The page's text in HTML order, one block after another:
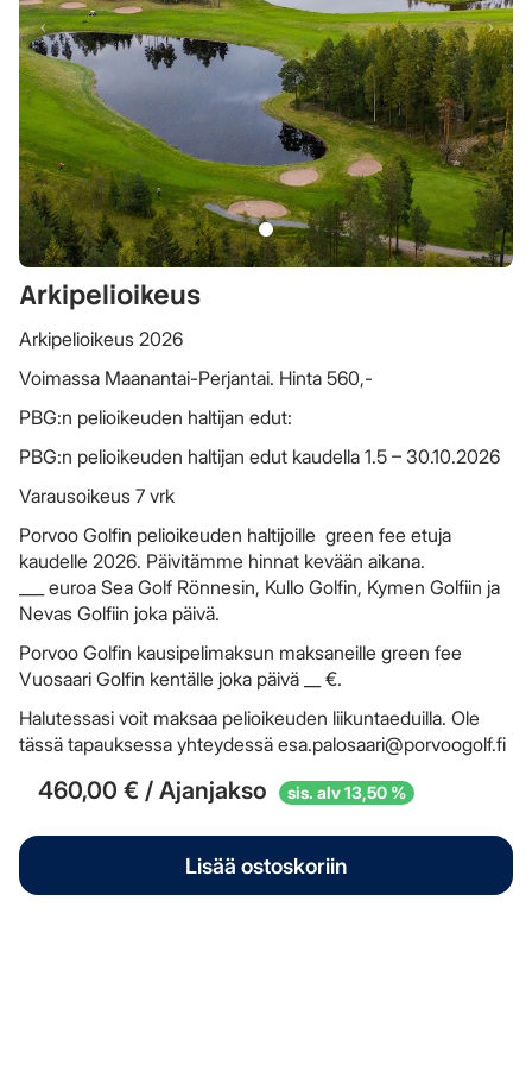
Arkipelioikeus
Arkipelioikeus 2026
Voimassa Maanantai-Perjantai. Hinta 560,-
PBG:n pelioikeuden haltijan edut:
PBG:n pelioikeuden haltijan edut kaudella 1.5 – 30.10.2026
Varausoikeus 7 vrk
Porvoo Golfin pelioikeuden haltijoille green fee etuja
kaudelle 2026. Päivitämme hinnat kevään aikana.
___ euroa Sea Golf Rönnesin, Kullo Golfin, Kymen Golfiin ja
Nevas Golfiin joka päivä.
Porvoo Golfin kausipelimaksun maksaneille green fee
Vuosaari Golfin kentälle joka päivä __ €.
Halutessasi voit maksaa pelioikeuden liikuntaeduilla. Ole
tässä tapauksessa yhteydessä esa.palosaari@porvoogolf.fi
460,00 € / Ajanjakso sis. alv 13,50 %
Lisää ostoskoriin